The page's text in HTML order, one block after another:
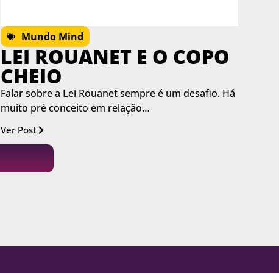
Mundo Mind
LEI ROUANET E O COPO
CHEIO
Falar sobre a Lei Rouanet sempre é um desafio. Há
muito pré conceito em relação…
Ver Post